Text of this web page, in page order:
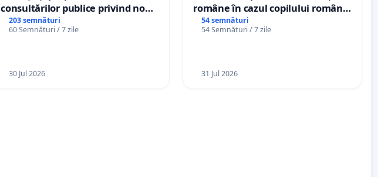
consultărilor publice privind noul
Plan Urbanistic General (PUG)
Ialoveni
203 semnături
60 Semnături / 7 zile
30 Jul 2026
române în cazul copilului român
Wiliam Kristian Gheorghe, aflat în
plasament în Danemarca de 12
54 semnături
54 Semnături / 7 zile
31 Jul 2026